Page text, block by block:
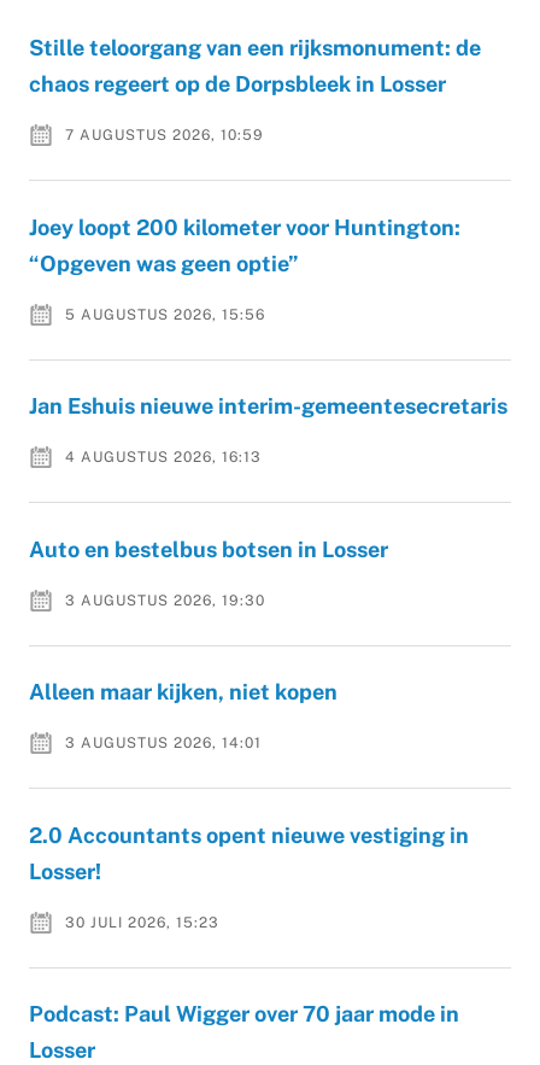
Stille teloorgang van een rijksmonument: de
chaos regeert op de Dorpsbleek in Losser
7 AUGUSTUS 2026, 10:59
Joey loopt 200 kilometer voor Huntington:
“Opgeven was geen optie”
5 AUGUSTUS 2026, 15:56
Jan Eshuis nieuwe interim-gemeentesecretaris
4 AUGUSTUS 2026, 16:13
Auto en bestelbus botsen in Losser
3 AUGUSTUS 2026, 19:30
Alleen maar kijken, niet kopen
3 AUGUSTUS 2026, 14:01
2.0 Accountants opent nieuwe vestiging in
Losser!
30 JULI 2026, 15:23
Podcast: Paul Wigger over 70 jaar mode in
Losser